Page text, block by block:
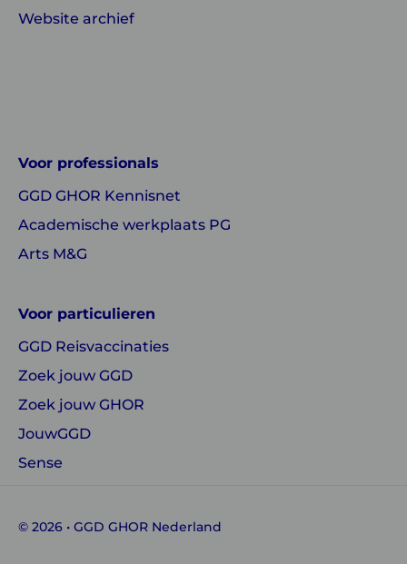
Website archief
GHOR
Nederland
GHOR
Nederland
Voor professionals
GGD GHOR Kennisnet
Academische werkplaats PG
Arts M&G
Voor particulieren
GGD Reisvaccinaties
Zoek jouw GGD
Zoek jouw GHOR
JouwGGD
Sense
© 2026 • GGD GHOR Nederland